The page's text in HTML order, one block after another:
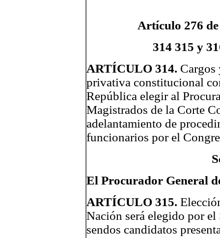
Artículo 276
314 315 y
ARTÍCULO 314.
privativa constitucional
República elegir al
Magistrados de la Corte
adelantamiento de
funcionarios por el
El Procurador General
ARTÍCULO 315.
Nación será elegido por el
sendos candidatos